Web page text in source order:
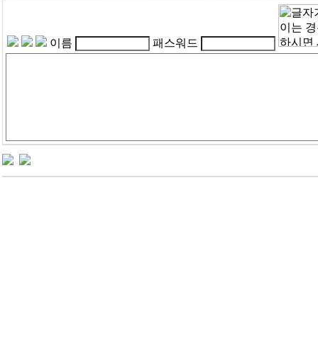
이름 패스워드